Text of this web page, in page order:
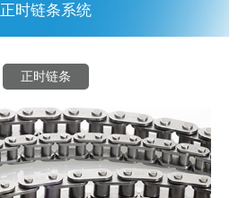
正时链条系统
正时链条